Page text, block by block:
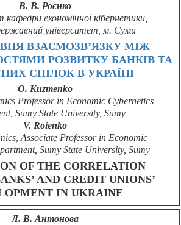
В. В. Роєнко
кафедри економічної кібернетики,
університет, м. Суми
ВЗАЄМОЗВ’ЯЗКУ МІЖ
РОЗВИТКУ БАНКІВ ТА
СПІЛОК В УКРАЇНІ
O. Kuzmenko
Professor in Economic Cybernetics
Sumy State University, Sumy
V. Roienko
Associate Professor in Economic
Sumy State University, Sumy
OF THE CORRELATION
AND CREDIT UNIONS’
IN UKRAINE
Л. В. Антонова